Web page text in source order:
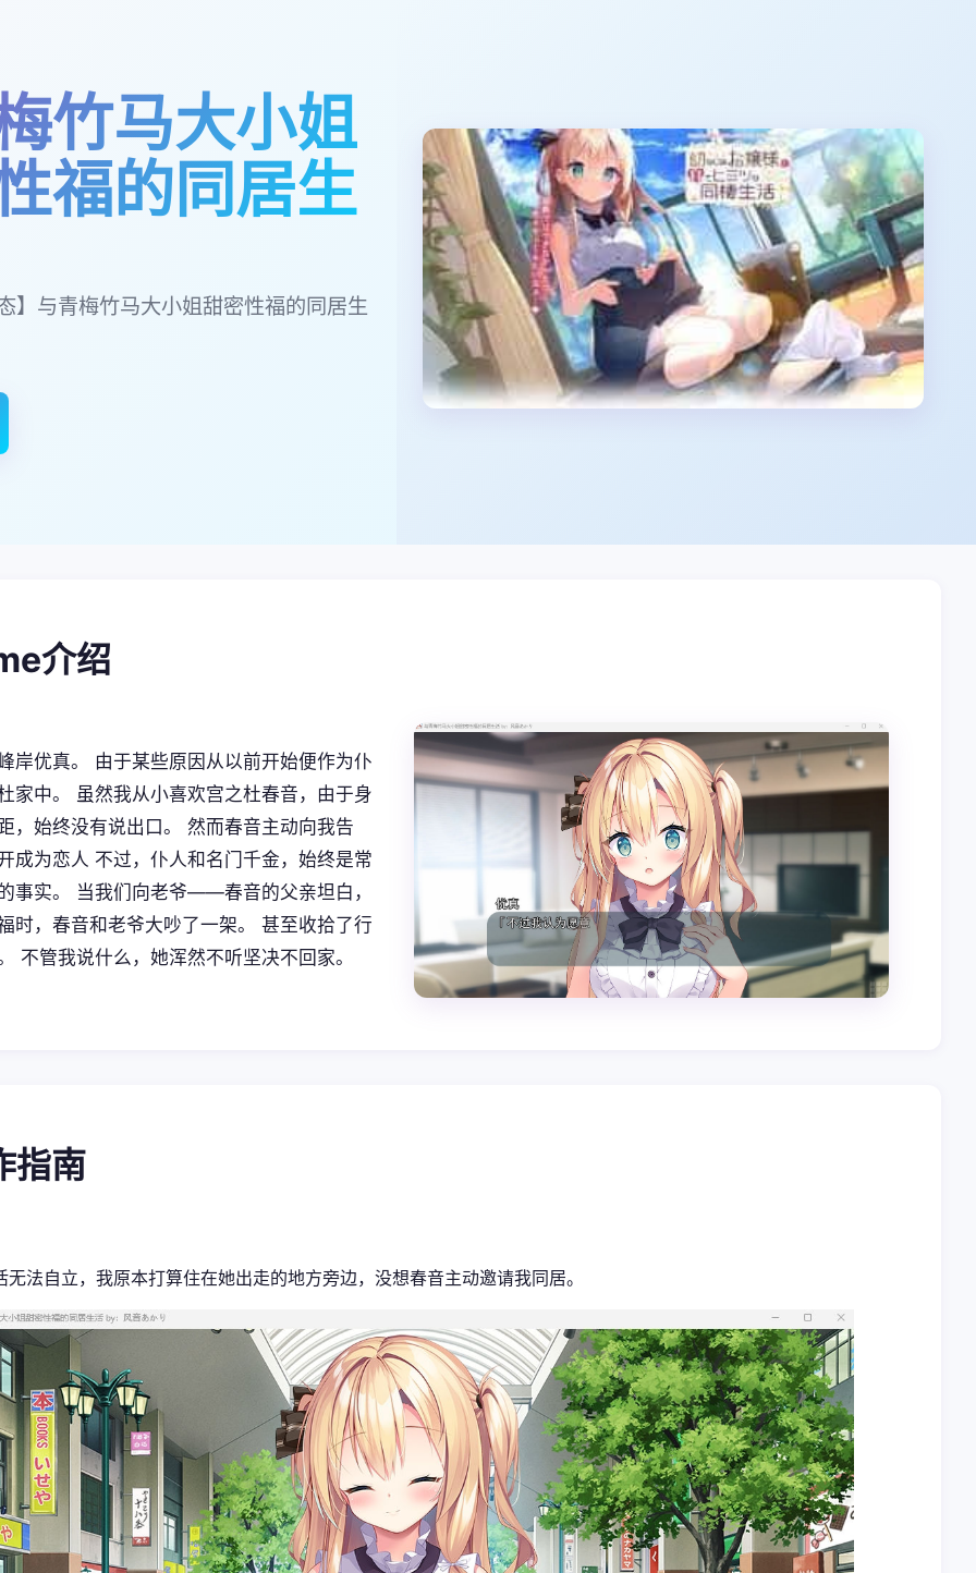
竹马大小姐
福的同居生
】与青梅竹马大小姐甜密性福的同居生
介绍
岸优真。 由于某些原因从以前开始便作为仆
家中。 虽然我从小喜欢宫之杜春音，由于身
，始终没有说出口。 然而春音主动向我告
成为恋人 不过，仆人和名门千金，始终是常
事实。 当我们向老爷——春音的父亲坦白，
时，春音和老爷大吵了一架。 甚至收拾了行
不管我说什么，她浑然不听坚决不回家。
指南
无法自立，我原本打算住在她出走的地方旁边，没想春音主动邀请我同居。